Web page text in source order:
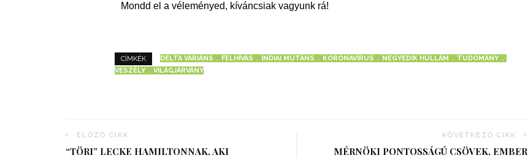
Mondd el a véleményed, kíváncsiak vagyunk rá!
CÍMKÉK DELTA VARIÁNS FELHÍVÁS INDIAI MUTÁNS KORONAVÍRUS NEGYEDIK HULLÁM
TUDOMÁNY
VESZÉLY
VILÁGJÁRVÁNY
ELŐZŐ CIKK
“TÖRI” LECKE HAMILTONNAK, AKI
KÖVETKEZŐ CIKK
MÉRNÖKI PONTOSSÁGÚ CSÖVEK, EMBER